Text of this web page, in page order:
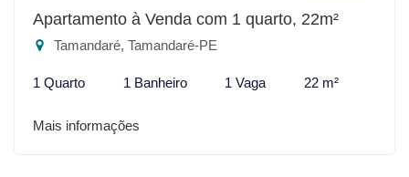
Apartamento à Venda com 1 quarto, 22m²
Tamandaré, Tamandaré-PE
1 Quarto 1 Banheiro 1 Vaga 22 m²
Mais informações